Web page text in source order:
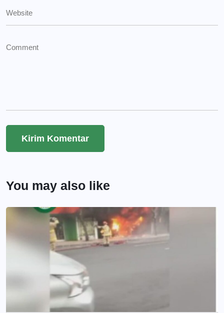
You may also like